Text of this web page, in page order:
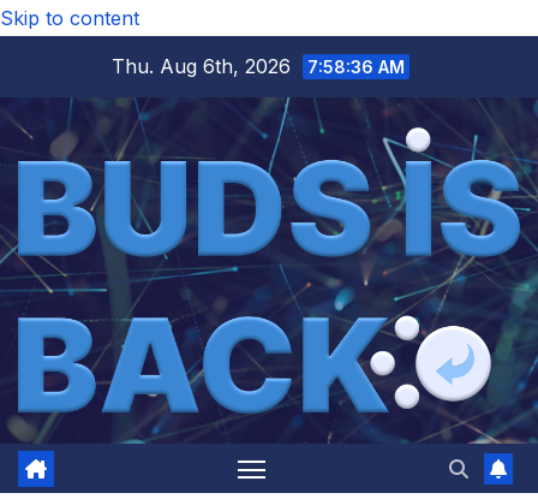
Skip to content
Thu. Aug 6th, 2026
7:58:36 AM